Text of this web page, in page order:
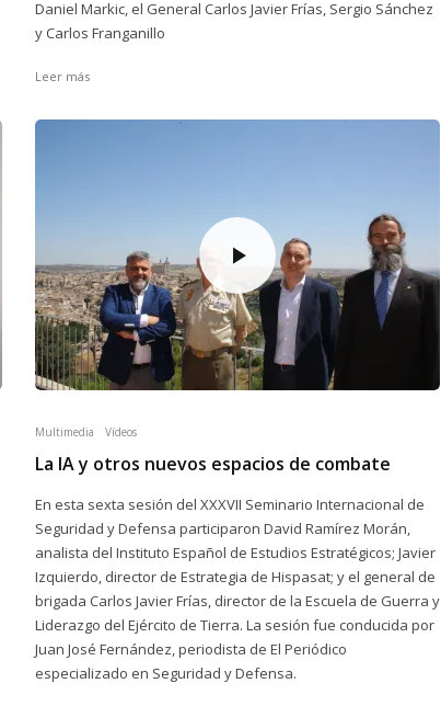
Daniel Markic, el General Carlos Javier Frías, Sergio Sánchez
y Carlos Franganillo
Leer más
Multimedia Vídeos
La IA y otros nuevos espacios de combate
En esta sexta sesión del XXXVII Seminario Internacional de
Seguridad y Defensa participaron David Ramírez Morán,
analista del Instituto Español de Estudios Estratégicos; Javier
Izquierdo, director de Estrategia de Hispasat; y el general de
brigada Carlos Javier Frías, director de la Escuela de Guerra y
Liderazgo del Ejército de Tierra. La sesión fue conducida por
Juan José Fernández, periodista de El Periódico
especializado en Seguridad y Defensa.